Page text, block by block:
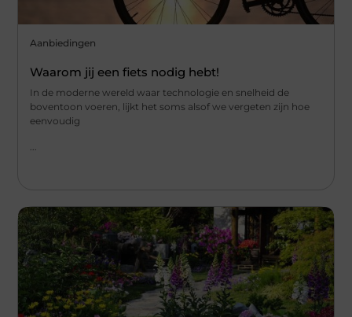
Aanbiedingen
Waarom jij een fiets nodig hebt!
In de moderne wereld waar technologie en snelheid de
boventoon voeren, lijkt het soms alsof we vergeten zijn hoe
eenvoudig